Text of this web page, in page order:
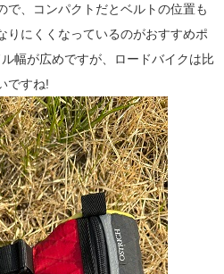
で、コンパクトだとベルトの位置も
りにくくなっているのがおすすめポ
幅が広めですが、ロードバイクは比
ですね!